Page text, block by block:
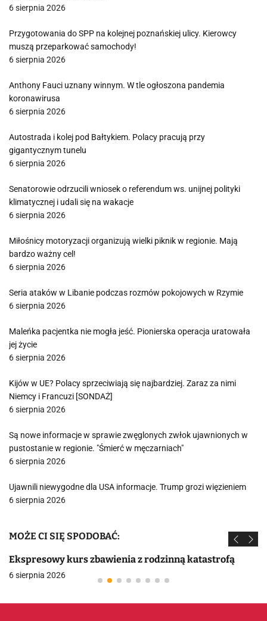
6 sierpnia 2026
Przygotowania do SPP na kolejnej poznańskiej ulicy. Kierowcy
muszą przeparkować samochody!
6 sierpnia 2026
Anthony Fauci uznany winnym. W tle ogłoszona pandemia
koronawirusa
6 sierpnia 2026
Autostrada i kolej pod Bałtykiem. Polacy pracują przy
gigantycznym tunelu
6 sierpnia 2026
Senatorowie odrzucili wniosek o referendum ws. unijnej polityki
klimatycznej i udali się na wakacje
6 sierpnia 2026
Miłośnicy motoryzacji organizują wielki piknik w regionie. Mają
bardzo ważny cel!
6 sierpnia 2026
Seria ataków w Libanie podczas rozmów pokojowych w Rzymie
6 sierpnia 2026
Maleńka pacjentka nie mogła jeść. Pionierska operacja uratowała
jej życie
6 sierpnia 2026
Kijów w UE? Polacy sprzeciwiają się najbardziej. Zaraz za nimi
Niemcy i Francuzi [SONDAŻ]
6 sierpnia 2026
Są nowe informacje w sprawie zwęglonych zwłok ujawnionych w
pustostanie w regionie. "Śmierć w męczarniach"
6 sierpnia 2026
Ujawnili niewygodne dla USA informacje. Trump grozi więzieniem
6 sierpnia 2026
MOŻE CI SIĘ SPODOBAĆ:
Ekspresowy kurs zbawienia z rodzinną katastrofą
6 sierpnia 2026